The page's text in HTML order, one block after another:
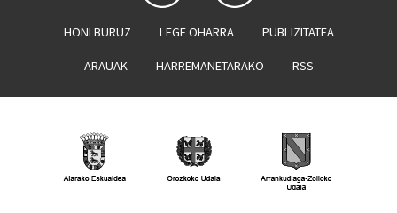
HONI BURUZ LEGE OHARRA PUBLIZITATEA
ARAUAK HARREMANETARAKO RSS